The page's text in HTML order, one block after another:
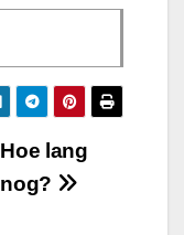
Hoe lang
nog?